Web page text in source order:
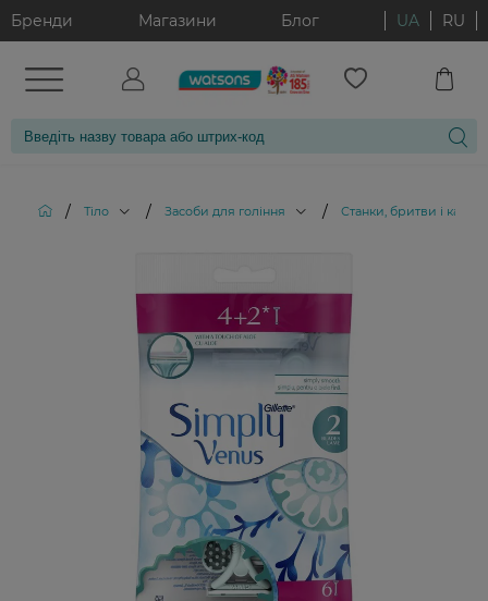
Бренди Магазини Блог UA RU
/ Тіло / Засоби для гоління / Станки, бритви і